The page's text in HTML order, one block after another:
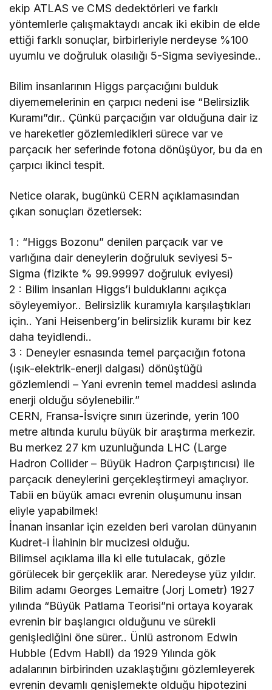
ekip ATLAS ve CMS dedektörleri ve farklı
yöntemlerle çalışmaktaydı ancak iki ekibin de elde
ettiği farklı sonuçlar, birbirleriyle nerdeyse %100
uyumlu ve doğruluk olasılığı 5-Sigma seviyesinde..
Bilim insanlarının Higgs parçacığını bulduk
diyememelerinin en çarpıcı nedeni ise “Belirsizlik
Kuramı”dır.. Çünkü parçacığın var olduğuna dair iz
ve hareketler gözlemledikleri sürece var ve
parçacık her seferinde fotona dönüşüyor, bu da en
çarpıcı ikinci tespit.
Netice olarak, bugünkü CERN açıklamasından
çıkan sonuçları özetlersek:
1 : “Higgs Bozonu” denilen parçacık var ve
varlığına dair deneylerin doğruluk seviyesi 5-
Sigma (fizikte % 99.99997 doğruluk eviyesi)
2 : Bilim insanları Higgs’i bulduklarını açıkça
söyleyemiyor.. Belirsizlik kuramıyla karşılaştıkları
için.. Yani Heisenberg’in belirsizlik kuramı bir kez
daha teyidlendi..
3 : Deneyler esnasında temel parçacığın fotona
(ışık-elektrik-enerji dalgası) dönüştüğü
gözlemlendi – Yani evrenin temel maddesi aslında
enerji olduğu söylenebilir.”
CERN, Fransa-İsviçre sınırı üzerinde, yerin 100
metre altında kurulu büyük bir araştırma merkezir.
Bu merkez 27 km uzunluğunda LHC (Large
Hadron Collider – Büyük Hadron Çarpıştırıcısı) ile
parçacık deneylerini gerçekleştirmeyi amaçlıyor.
Tabii en büyük amacı evrenin oluşumunu insan
eliyle yapabilmek!
İnanan insanlar için ezelden beri varolan dünyanın
Kudret-i İlahinin bir mucizesi olduğu.
Bilimsel açıklama illa ki elle tutulacak, gözle
görülecek bir gerçeklik arar. Neredeyse yüz yıldır.
Bilim adamı Georges Lemaitre (Jorj Lometr) 1927
yılında “Büyük Patlama Teorisi”ni ortaya koyarak
evrenin bir başlangıcı olduğunu ve sürekli
genişlediğini öne sürer.. Ünlü astronom Edwin
Hubble (Edvm Habll) da 1929 Yılında gök
adalarının birbirinden uzaklaştığını gözlemleyerek
evrenin devamlı genişlemekte olduğu hipotezini